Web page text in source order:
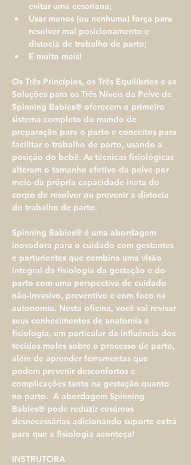
evitar uma cesariana;
Usar menos (ou nenhuma) força para
resolver mal posicionamento e
distocia de trabalho de parto;
E muito mais!
Os Três Princípios, os Três Equilíbrios e as
Soluções para os Três Níveis da Pelve de
Spinning Babies® oferecem o primeiro
sistema completo do mundo de
preparação para o parto e conceitos para
facilitar o trabalho de parto, usando a
posição do bebê. As técnicas fisiológicas
alteram o tamanho efetivo da pelve por
meio da própria capacidade inata do
corpo de resolver ou prevenir a distocia
do trabalho de parto.
Spinning Babies® é uma abordagem
inovadora para o cuidado com gestantes
e parturientes que combina uma visão
integral da fisiologia da gestação e do
parto com uma perspectiva de cuidado
não-invasivo, preventivo e com foco na
autonomia. Nesta oficina, você vai revisar
seus conhecimentos de anatomia e
fisiologia, em particular da influência dos
tecidos moles sobre o processo de parto,
além de aprender ferramentas que
podem prevenir desconfortos e
complicações tanto na gestação quanto
no parto.  A abordagem Spinning
Babies® pode reduzir cesáreas
desnecessárias adicionando suporte extra
para que a fisiologia aconteça!
INSTRUTORA